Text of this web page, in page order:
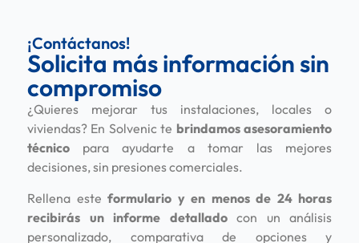
¡Contáctanos!
Solicita más información sin
compromiso
¿Quieres mejorar tus instalaciones, locales o
viviendas? En Solvenic te brindamos asesoramiento
técnico para ayudarte a tomar las mejores
decisiones, sin presiones comerciales.
Rellena este formulario y en menos de 24 horas
recibirás un informe detalladocon un análisis
personalizado, comparativa de opciones y